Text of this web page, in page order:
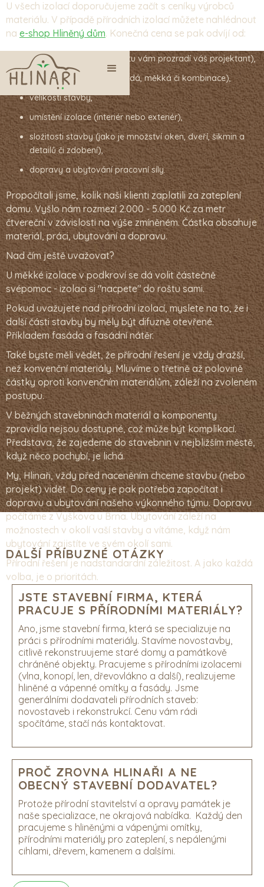
U všech izolací doporučujeme začít s ceníky výrobců
materiálu. V případě přírodních izolací můžete nahlédnout
na e-shop Hliněný dům. Konečná cena se pak odvíjí od:
tloušťky zvolené izolace (tu vám prozradí váš projektant),
druhu zvolené izolace (tvrdá, měkká či kombinace),
velikosti stavby,
umístění izolace (interiér nebo exteriér),
složitosti stavby (jako je množství oken, dveří, šikmin a
detailů či zdobení),
dopravy a ubytování pracovní síly.
Propočítali jsme, kolik naši klienti zaplatili za zateplení
domu. Vyšlo nám rozmezí 2.000 - 5.000 Kč za metr
čtvereční v závislosti na výše zmíněném. Částka obsahuje
materiál, práci, ubytování a dopravu.
Nad čím ještě uvažovat?
U měkké izolace v podkroví se dá volit částečně
svépomoc - izolaci si "nacpete" do roštu sami.
Pokud uvažujete nad přírodní izolací, myslete na to, že i
další části stavby by měly být difuzně otevřené.
Příkladem fasáda a fasádní nátěr.
Také byste měli vědět, že přírodní řešení je vždy dražší,
než konvenční materiály. Mluvíme o třetině až polovině
částky oproti konvenčním materiálům, záleží na zvoleném
postupu.
V běžných stavebninách materiál a komponenty
zpravidla nejsou dostupné, což může být komplikací.
Představa, že zajedeme do stavebnin v nejbližším městě,
když něco pochybí, je lichá.
My, Hlinaři, vždy před naceněním chceme stavbu (nebo
projekt) vidět. Do ceny je pak potřeba započítat i
dopravu a ubytování našeho výkonného týmu. Dopravu
počítáme z Vyškova u Brna. Ubytování záleží na
možnostech v okolí vaší stavby a vítáme, když nám
ubytování zajistíte ve svém okolí sami.
Přírodní řešení je nadstandardní záležitost. A jako každá
volba, je o prioritách.
DALŠÍ PŘÍBUZNÉ OTÁZKY
JSTE STAVEBNÍ FIRMA, KTERÁ
PRACUJE S PŘÍRODNÍMI MATERIÁLY?
Ano, jsme stavební firma, která se specializuje na
práci s přírodními materiály. Stavíme novostavby,
citlivě rekonstruujeme staré domy a památkově
chráněné objekty. Pracujeme s přírodními izolacemi
(vlna, konopí, len, dřevovlákno a další), realizujeme
hliněné a vápenné omítky a fasády. Jsme
generálními dodavateli přírodních staveb:
novostaveb i rekonstrukcí. Cenu vám rádi
spočítáme, stačí nás kontaktovat.
PROČ ZROVNA HLINAŘI A NE
OBECNÝ STAVEBNÍ DODAVATEL?
Protože přírodní stavitelství a opravy památek je
naše specializace, ne okrajová nabídka. Každý den
pracujeme s hliněnými a vápenými omítky,
přírodními materiály pro zateplení, s nepálenými
cihlami, dřevem, kamenem a dalšími.